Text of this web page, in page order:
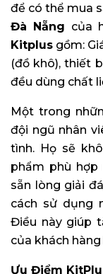
để có thể mua
Đà Nẵng của
Kitplus gồm:
(đồ khô), thiết
đều dùng chất
Một trong
đội ngũ nhân
tình. Họ sẽ
phẩm phù
sẵn lòng giải
cách sử dụng
Điều này giúp
của khách
Ưu Điểm